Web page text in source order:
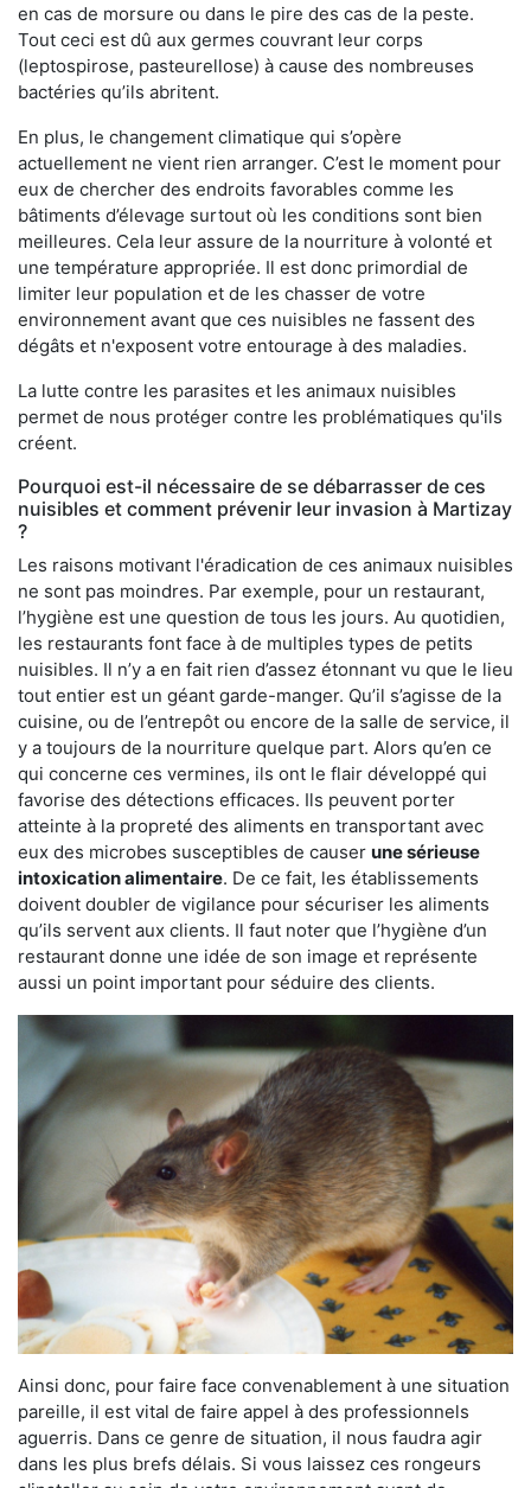
en cas de morsure ou dans le pire des cas de la peste.
Tout ceci est dû aux germes couvrant leur corps
(leptospirose, pasteurellose) à cause des nombreuses
bactéries qu’ils abritent.
En plus, le changement climatique qui s’opère
actuellement ne vient rien arranger. C’est le moment pour
eux de chercher des endroits favorables comme les
bâtiments d’élevage surtout où les conditions sont bien
meilleures. Cela leur assure de la nourriture à volonté et
une température appropriée. Il est donc primordial de
limiter leur population et de les chasser de votre
environnement avant que ces nuisibles ne fassent des
dégâts et n'exposent votre entourage à des maladies.
La lutte contre les parasites et les animaux nuisibles
permet de nous protéger contre les problématiques qu'ils
créent.
Pourquoi est-il nécessaire de se débarrasser de ces
nuisibles et comment prévenir leur invasion à Martizay
?
Les raisons motivant l'éradication de ces animaux nuisibles
ne sont pas moindres. Par exemple, pour un restaurant,
l’hygiène est une question de tous les jours. Au quotidien,
les restaurants font face à de multiples types de petits
nuisibles. Il n’y a en fait rien d’assez étonnant vu que le lieu
tout entier est un géant garde-manger. Qu’il s’agisse de la
cuisine, ou de l’entrepôt ou encore de la salle de service, il
y a toujours de la nourriture quelque part. Alors qu’en ce
qui concerne ces vermines, ils ont le flair développé qui
favorise des détections efficaces. Ils peuvent porter
atteinte à la propreté des aliments en transportant avec
eux des microbes susceptibles de causer une sérieuse
intoxication alimentaire. De ce fait, les établissements
doivent doubler de vigilance pour sécuriser les aliments
qu’ils servent aux clients. Il faut noter que l’hygiène d’un
restaurant donne une idée de son image et représente
aussi un point important pour séduire des clients.
Ainsi donc, pour faire face convenablement à une situation
pareille, il est vital de faire appel à des professionnels
aguerris. Dans ce genre de situation, il nous faudra agir
dans les plus brefs délais. Si vous laissez ces rongeurs